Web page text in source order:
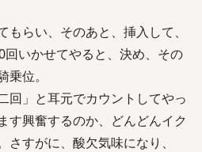
らい、そのあと、挿入して、
いかせてやると、決め、その
位。
回」と耳元でカウントしてやっ
す興奮するのか、どんどんイク
すがに、酸欠気味になり、